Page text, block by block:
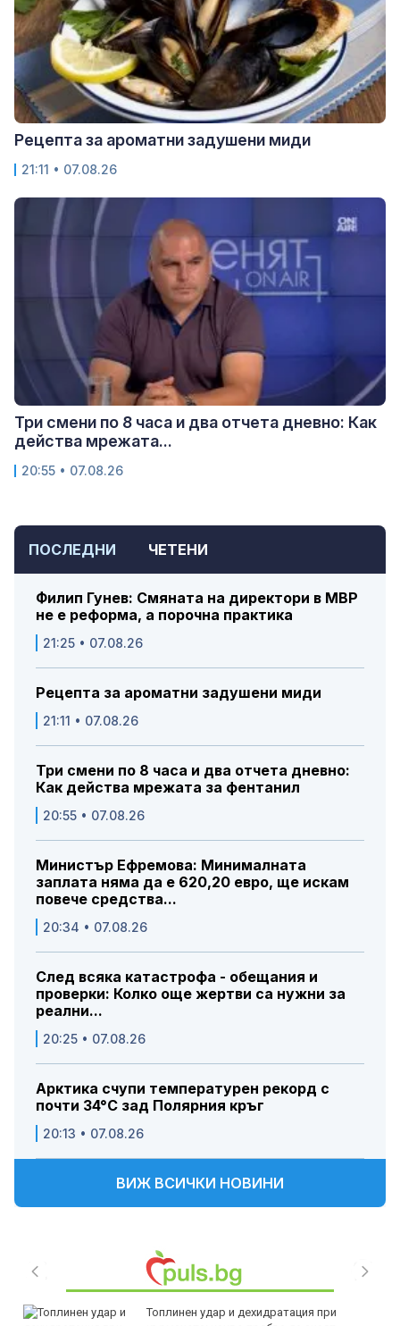
ПОСЛЕДНИ ЧЕТЕНИ
Филип Гунев: Смяната на директори в МВР
не е реформа, а порочна практика
21:25 • 07.08.26
Рецепта за ароматни задушени миди
21:11 • 07.08.26
Три смени по 8 часа и два отчета дневно:
Как действа мрежата за фентанил
20:55 • 07.08.26
Министър Ефремова: Минималната
заплата няма да е 620,20 евро, ще искам
повече средства...
20:34 • 07.08.26
След всяка катастрофа - обещания и
проверки: Колко още жертви са нужни за
реални...
20:25 • 07.08.26
Арктика счупи температурен рекорд с
почти 34°C зад Полярния кръг
20:13 • 07.08.26
ВИЖ ВСИЧКИ НОВИНИ
Топлинен удар и дехидратация при
Рецепта за ароматни задушени миди
21:11 • 07.08.26
Три смени по 8 часа и два отчета дневно: Как
действа мрежата...
20:55 • 07.08.26